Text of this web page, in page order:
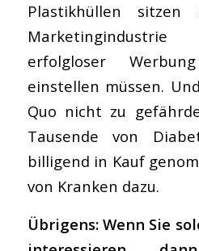
Plastikhüllen
erfolgloser
einstellen müssen.
Quo nicht zu
Tausende von
billigend in Kauf
von Kranken dazu.
Übrigens: Wenn Sie